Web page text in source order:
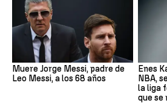
Muere Jorge Messi, padre de
Leo Messi, a los 68 años
Enes
NBA,
la liga
que se